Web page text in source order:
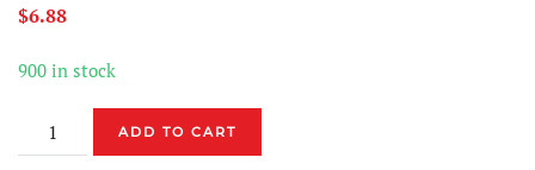
$6.88
900 in stock
FILTRO
DE
ADD TO CART